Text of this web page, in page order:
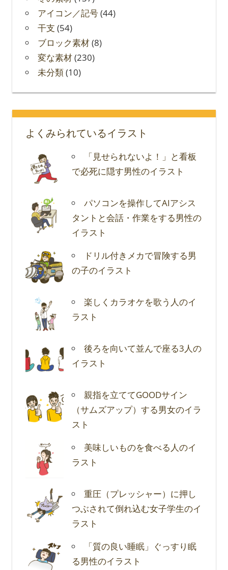
アイコン／記号(44)
干支 (54)
ブロック素材(8)
変な素材(230)
未分類(10)
よくみられているイラスト
「見せられないよ！」と看板
で必死に隠す男性のイラスト
パソコンを操作してAIアシス
タントと会話・作業をする男性の
イラスト
ドリル付きメカで冒険する男
の子のイラスト
楽しくカラオケを歌う人のイ
ラスト
後ろを向いて並んで座る3人の
イラスト
親指を立ててGOODサイン
（サムズアップ）する男女のイラ
スト
美味しいものを食べる人のイ
ラスト
重圧（プレッシャー）に押し
つぶされて倒れ込む女子学生のイ
ラスト
「質の良い睡眠」ぐっすり眠
る男性のイラスト